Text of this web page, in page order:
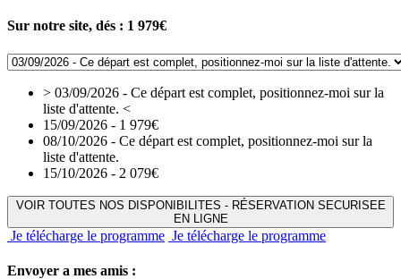
Sur notre site, dés : 1 979€
> 03/09/2026 - Ce départ est complet, positionnez-moi sur la
liste d'attente. <
15/09/2026 - 1 979€
08/10/2026 - Ce départ est complet, positionnez-moi sur la
liste d'attente.
15/10/2026 - 2 079€
VOIR TOUTES NOS DISPONIBILITES - RÉSERVATION SECURISEE
EN LIGNE
Je télécharge le programme Je télécharge le programme
Envoyer a mes amis :